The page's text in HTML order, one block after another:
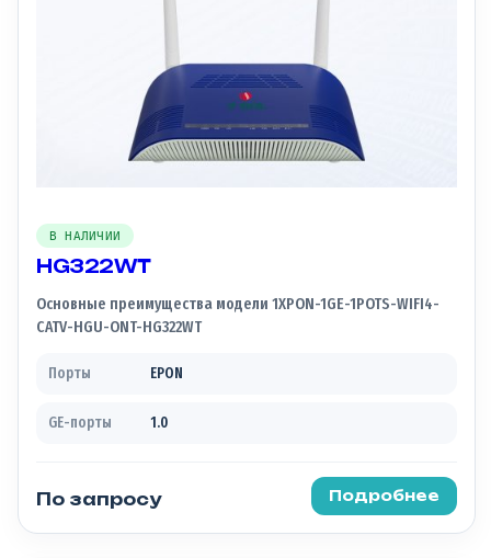
В НАЛИЧИИ
HG322WT
Основные преимущества модели 1XPON-1GE-1POTS-WIFI4-
CATV-HGU-ONT-HG322WT
Порты EPON
GE-порты 1.0
По запросу Подробнее